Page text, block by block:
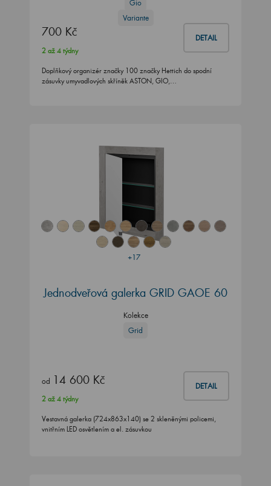
Gio
Variante
700 Kč DETAIL
2 až 4 týdny
Doplňkový organizér značky 100 značky Hettich do spodní
zásuvky umyvadlových skříněk ASTON, GIO,…
+17
Jednodveřová galerka GRID GAOE 60
Kolekce
Grid
od 14 600 Kč DETAIL
2 až 4 týdny
Vestavná galerka (724x863x140) se 2 skleněnými policemi,
vnitřním LED osvětlením a el. zásuvkou